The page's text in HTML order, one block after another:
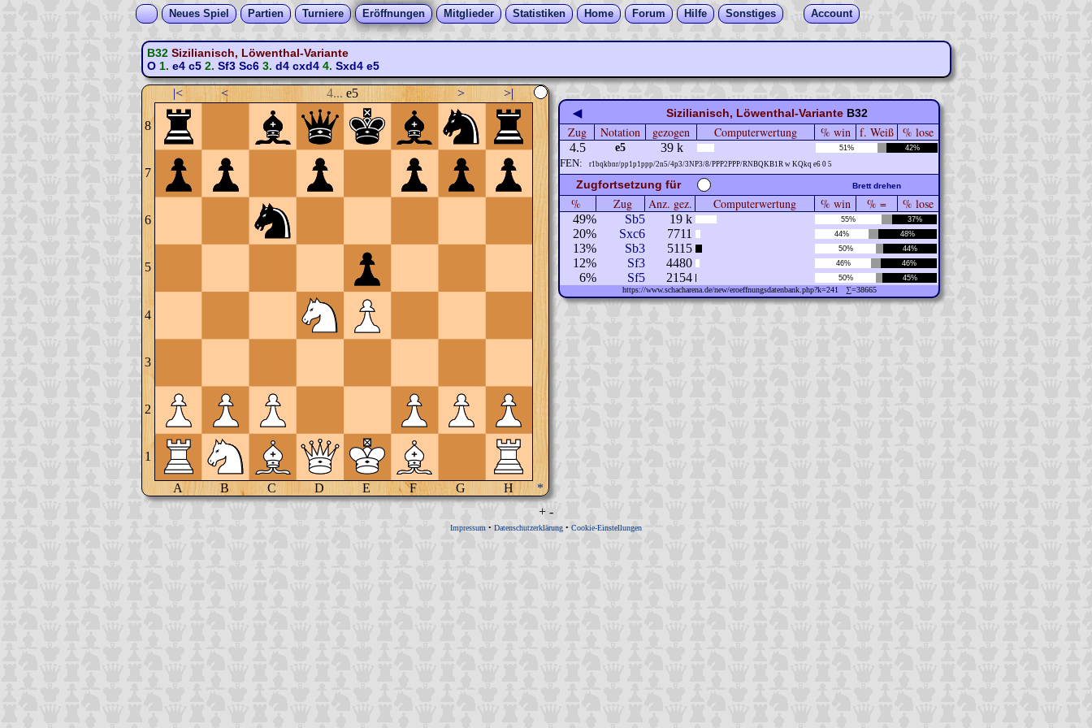
Neues Spiel Partien Turniere Eröffnungen Mitglieder Statistiken Home Forum Hilfe Sonstiges Account
B32 Sizilianisch, Löwenthal-Variante
O1. e4 c52. Sf3 Sc63. d4 cxd44. Sxd4 e5
|< < 4... e5 > >|
8
7
6
5
4
3
2
1
A B C D E F G H *
◀ Sizilianisch, Löwenthal-Variante B32
Zug Notation gezogen Computerwertung % win f. Weiß % lose
4.5 e5 39 k 51% 42%
FEN: r1bqkbnr/pp1p1ppp/2n5/4p3/3NP3/8/PPP2PPP/RNBQKB1R w KQkq e6 0 5
Zugfortsetzung für Brett drehen
% Zug Anz. gez. Computerwertung % win % = % lose
49% Sb5 19 k 55% 37%
20% Sxc6 7711 44% 48%
13% Sb3 5115 50% 44%
12% Sf3 4480 46% 46%
6% Sf5 2154 50% 45%
https://www.schacharena.de/new/eroeffnungsdatenbank.php?k=241 ∑=38665
+ -
Impressum • Datenschutzerklärung • Cookie-Einstellungen